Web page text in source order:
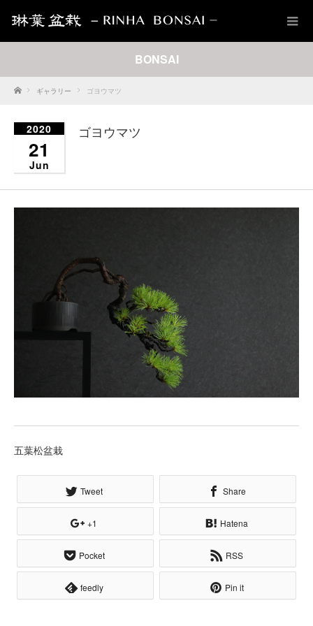
BONSAI
Home ギャラリー ゴヨウマツ
2020
21
Jun
ゴヨウマツ
五葉松盆栽
Tweet Share
+1 Hatena
Pocket RSS
feedly Pin it